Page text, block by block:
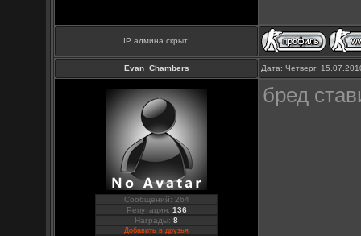
IP админа скрыт!
Evan_Chambers Дата: Четверг,
Сообщений: 264
Репутация: 136
Награды:8
Добавить в друзья
бред